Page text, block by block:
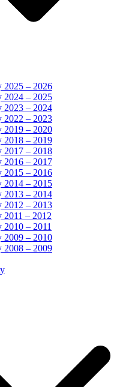
2025 – 2026
2024 – 2025
2023 – 2024
2022 – 2023
2019 – 2020
2018 – 2019
2017 – 2018
2016 – 2017
2015 – 2016
2014 – 2015
2013 – 2014
2012 – 2013
2011 – 2012
– 2011
2009 – 2010
2008 – 2009